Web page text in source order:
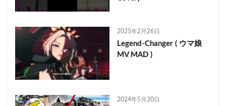
2025年2月26日
Legend-Changer ( ウマ娘
MV MAD )
2024年5月20日